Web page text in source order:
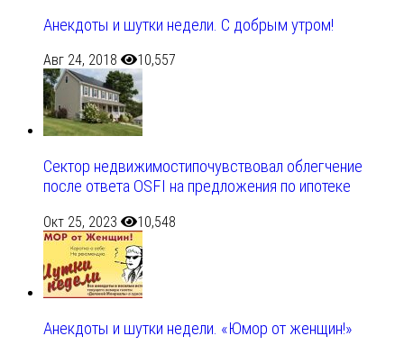
Анекдоты и шутки недели. С добрым утром!
Авг 24, 2018 10,557
Сектор недвижимостипочувствовал облегчение
после ответа OSFI на предложения по ипотеке
Окт 25, 2023 10,548
Анекдоты и шутки недели. «Юмор от женщин!»